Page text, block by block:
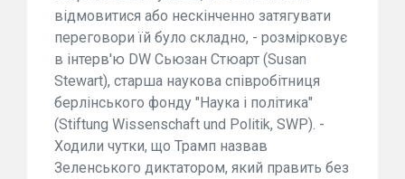
відмовитися або нескінченно затягувати
переговори їй було складно, - розмірковує
в інтерв'ю DW Сьюзан Стюарт (Susan
Stewart), старша наукова співробітниця
берлінського фонду "Наука і політика"
(Stiftung Wissenschaft und Politik, SWP). -
Ходили чутки, що Трамп назвав
Зеленського диктатором, який править без